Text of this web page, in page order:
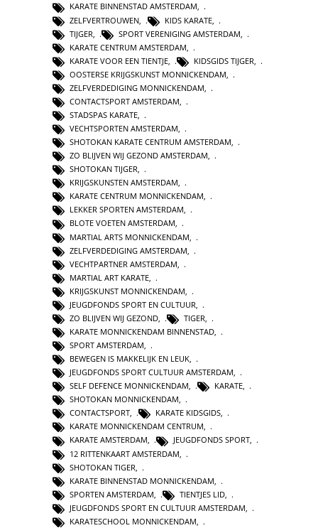
KARATE BINNENSTAD AMSTERDAM,
ZELFVERTROUWEN
KIDS KARATE
TIJGER
SPORT VERENIGING AMSTERDAM
KARATE CENTRUM AMSTERDAM
KARATE VOOR EEN TIENTJE
KIDSGIDS TIJGER
OOSTERSE KRIJGSKUNST MONNICKENDAM
ZELFVERDEDIGING MONNICKENDAM
CONTACTSPORT AMSTERDAM
STADSPAS KARATE
VECHTSPORTEN AMSTERDAM,
SHOTOKAN KARATE CENTRUM AMSTERDAM,
ZO BLIJVEN WIJ GEZOND AMSTERDAM,
SHOTOKAN TIJGER,
KRIJGSKUNSTEN AMSTERDAM,
KARATE CENTRUM MONNICKENDAM,
LEKKER SPORTEN AMSTERDAM,
BLOTE VOETEN AMSTERDAM,
MARTIAL ARTS MONNICKENDAM
ZELFVERDEDIGING AMSTERDAM
VECHTPARTNER AMSTERDAM
MARTIAL ART KARATE
KRIJGSKUNST MONNICKENDAM
JEUGDFONDS SPORT EN CULTUUR
ZO BLIJVEN WIJ GEZOND
TIGER
KARATE MONNICKENDAM BINNENSTAD
SPORT AMSTERDAM,
BEWEGEN IS MAKKELIJK EN LEUK,
JEUGDFONDS SPORT CULTUUR AMSTERDAM,
SELF DEFENCE MONNICKENDAM, KARATE,
SHOTOKAN MONNICKENDAM,
CONTACTSPORT, KARATE KIDSGIDS,
KARATE MONNICKENDAM CENTRUM,
KARATE AMSTERDAM, JEUGDFONDS SPORT,
12 RITTENKAART AMSTERDAM
SHOTOKAN TIGER
KARATE BINNENSTAD MONNICKENDAM
SPORTEN AMSTERDAM
TIENTJES LID
JEUGDFONDS SPORT EN CULTUUR AMSTERDAM
KARATESCHOOL MONNICKENDAM